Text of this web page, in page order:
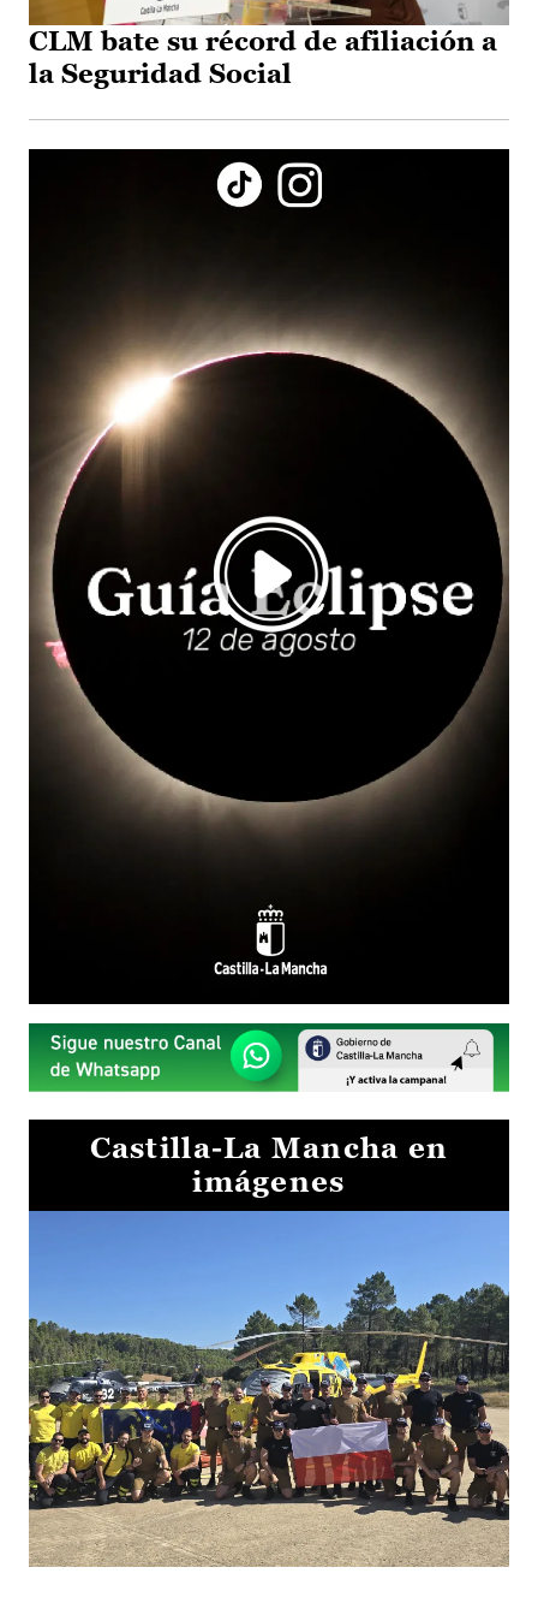
CLM bate su récord de afiliación a
la Seguridad Social
Castilla-La Mancha en
imágenes